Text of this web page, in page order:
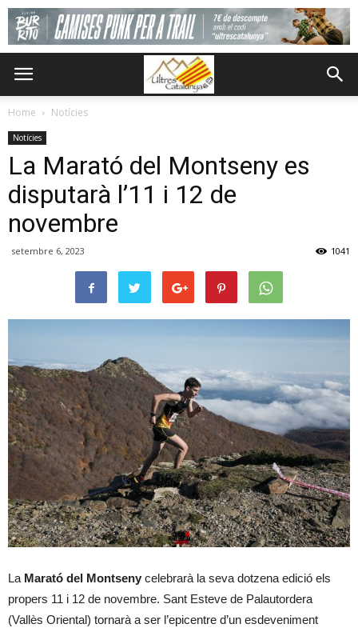
Home Notícies
Notícies
La Marató del Montseny es
disputarà l’11 i 12 de
novembre
setembre 6, 2023 1041
La Marató del Montseny celebrarà la seva dotzena edició els
propers 11 i 12 de novembre. Sant Esteve de Palautordera
(Vallès Oriental) tornarà a ser l’epicentre d’un esdeveniment